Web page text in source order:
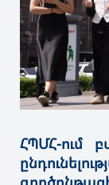
ՀՊՄՀ-ում